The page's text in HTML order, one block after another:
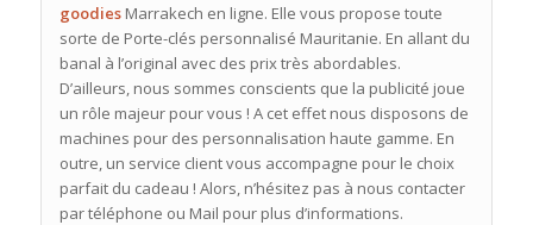
goodiesMarrakech en ligne. Elle vous propose toute
sorte de Porte-clés personnalisé Mauritanie. En allant du
banal à l’original avec des prix très abordables.
D’ailleurs, nous sommes conscients que la publicité joue
un rôle majeur pour vous ! A cet effet nous disposons de
machines pour des personnalisation haute gamme. En
outre, un service client vous accompagne pour le choix
parfait du cadeau ! Alors, n’hésitez pas à nous contacter
par téléphone ou Mail pour plus d’informations.